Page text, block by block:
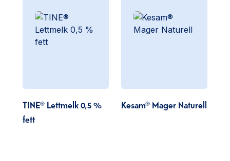
TINE® Lettmelk 0,5 %
fett
Kesam® Mager Naturell